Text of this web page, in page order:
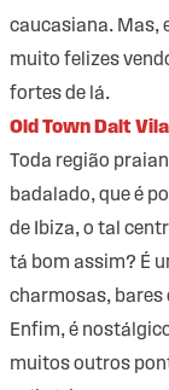
caucasiana. Mas,
muito felizes
fortes de lá.
Old Town Dalt
Toda região
badalado, que é
de Ibiza, o tal
tá bom assim? É
charmosas, bares
Enfim, é
muitos outros